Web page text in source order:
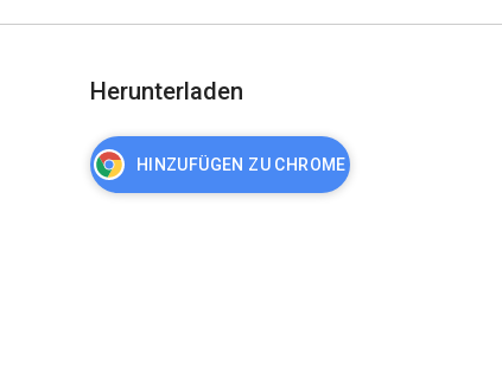
Herunterladen
HINZUFÜGEN ZU CHROME